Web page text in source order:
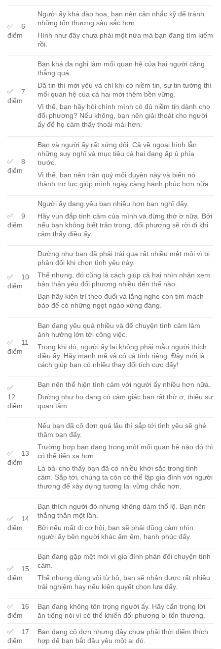
✅ 6
điểm
Người ấy khá đào hoa, bạn nên cân nhắc kỹ để tránh
những tổn thương sâu sắc hơn.
Hình như đây chưa phải một nửa mà bạn đang tìm kiếm
rồi.
✅ 7
điểm
Bạn khá đa nghi làm mối quan hệ của hai người căng
thẳng quá.
Đã tin thì mới yêu và chỉ khi có niềm tin, sự tin tưởng thì
mối quan hệ của cả hai mới thêm bền vững.
Vì thế, bạn hãy hỏi chính mình có đủ niềm tin dành cho
đối phương? Nếu không, bạn nên giải thoát cho người
ấy để họ cảm thấy thoải mái hơn.
✅ 8
điểm
Bạn và người ấy rất xứng đôi. Cả về ngoại hình lẫn
những suy nghĩ và mục tiêu cả hai đang ấp ủ phía
trước.
Vì thế, bạn nên trân quý mối duyên này và biến nó
thành trợ lực giúp mình ngày càng hạnh phúc hơn nữa.
✅ 9
điểm
Người ấy đang yêu bạn nhiều hơn bạn nghĩ đấy.
Hãy vun đắp tình cảm của mình và đừng thờ ờ nữa. Bởi
nếu bạn không biết trân trọng, đối phương sẽ rời đi khi
cảm thấy điều ấy.
✅ 10
điểm
Dường như bạn đã phải trải qua rất nhiều mệt mỏi vì bị
phản đối khi chọn tình yêu này.
Thế nhưng, đó cũng là cách giúp cả hai nhìn nhận xem
bản thân yêu đối phương nhiều đến thế nào.
Bạn hãy kiên trì theo đuổi và lắng nghe con tim mách
bảo để có những ngọt ngào xứng đáng.
✅ 11
điểm
Bạn đang yêu quá nhiều và để chuyện tình cảm làm
ảnh hưởng lớn tới công việc.
Trong khi đó, người ấy lại không phải mẫu người thích
điều ấy. Hãy mạnh mẽ và có cá tính riêng. Đây mới là
cách giúp bạn có nhiều thay đổi tích cực đấy!
✅
12
điểm
Bạn nên thể hiện tình cảm với người ấy nhiều hơn nữa.
Dường như họ đang có cảm giác bạn rất thờ ơ, thiếu sự
quan tâm.
✅ 13
điểm
Nếu bạn đã cô đơn quá lâu thì sắp tới tình yêu sẽ ghé
thăm bạn đấy.
Trường hợp bạn đang trong một mối quan hệ nào đó thì
có thể tiến xa hơn.
Lá bài cho thấy bạn đã có nhiều khởi sắc trong tình
cảm. Sắp tới, chúng ta còn có thể lập gia đình với người
thương để xây dựng tương lai vững chắc hơn.
✅ 14
điểm
Bạn thích người đó nhưng không dám thổ lộ. Bạn nên
thẳng thắn một lần.
Bởi nếu mất đi cơ hội, bạn sẽ phải dũng cảm nhìn
người ấy bên người khác ấm êm, hạnh phúc đấy.
✅ 15
điểm
Bạn đang gặp mệt mỏi vì gia đình phản đối chuyện tình
cảm.
Thế nhưng đừng vội từ bỏ, bạn sẽ nhận được rất nhiều
trải nghiệm hay nếu kiên quyết chọn lựa đấy.
✅ 16
điểm
Bạn đang không tôn trọng người ấy. Hãy cẩn trọng lời
ăn tiếng nói vì có thể khiến đối phương bị tổn thương.
✅ 17
điểm
Bạn đang cô đơn nhưng đây chưa phải thời điểm thích
hợp để bạn bắt đâu yêu một ai đó.